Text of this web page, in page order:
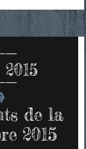
de la
2015